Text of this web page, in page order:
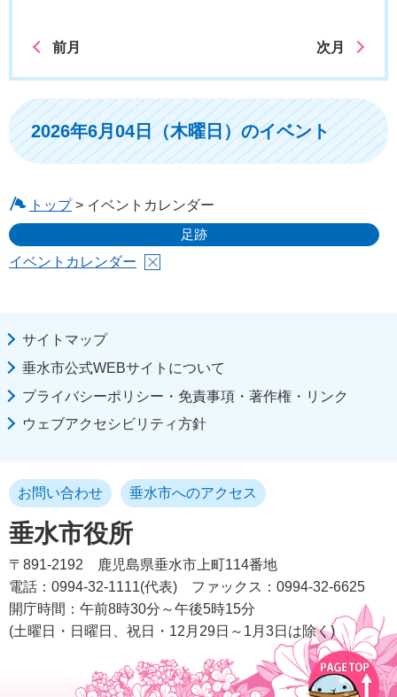
前月 次月
2026年6月04日（木曜日）のイベント
トップ> イベントカレンダー
足跡
イベントカレンダー
サイトマップ
垂水市公式WEBサイトについて
プライバシーポリシー・免責事項・著作権・リンク
ウェブアクセシビリティ方針
垂水市役所
お問い合わせ 垂水市へのアクセス
〒891-2192
鹿児島県垂水市上町114番地
電話：0994-32-1111(代表)
ファックス：0994-32-6625
開庁時間：午前8時30分～午後5時15分
(土曜日・日曜日、祝日・12月29日～1月3日は除く)